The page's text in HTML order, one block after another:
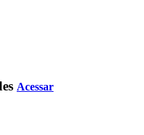
Acessar